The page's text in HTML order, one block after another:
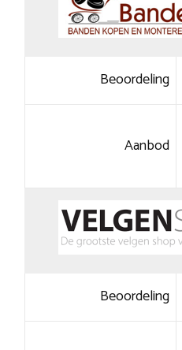
Beoordeling
Aanbod
Beoordeling